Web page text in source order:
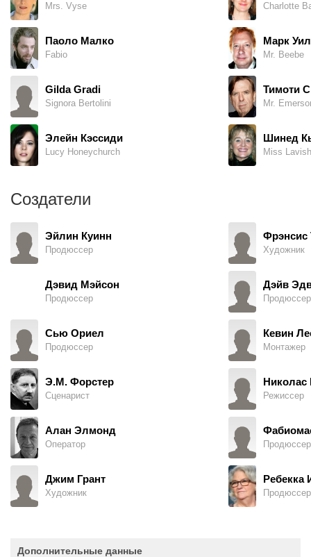
идет своим чередом, пока по соседству с Люси не
поселяются Эмерсоны...
Mrs. Vyse
Паоло Малко
Fabio
Gilda Gradi
Signora Bertolini
Элейн Кэссиди
Lucy Honeychurch
Charlotte
Марк
Mr. Beebe
Тимоти
Mr.
Шинед
Miss Lavish
Создатели
Эйлин Куинн
Продюссер
Дэвид Мэйсон
Продюссер
Сью Ориел
Продюссер
Э.М. Форстер
Сценарист
Алан Элмонд
Оператор
Джим Грант
Художник
Фрэнсис
Художник
Дэйв
Продюссер
Кевин
Монтажер
Николас
Режиссер
Продюссер
Ребекка
Продюссер
Дополнительные данные